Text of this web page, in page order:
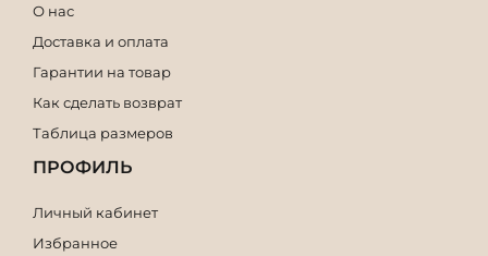
О нас
Доставка и оплата
Гарантии на товар
Как сделать возврат
Таблица размеров
ПРОФИЛЬ
Личный кабинет
Избранное